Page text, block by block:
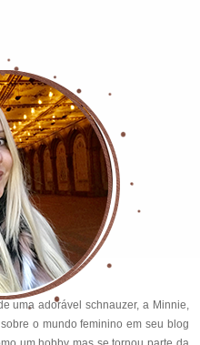
uma adorável schnauzer, a Minnie,
o mundo feminino em seu blog